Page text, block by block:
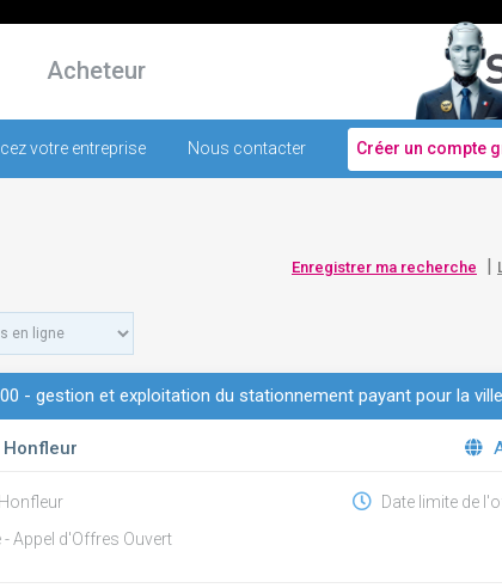
Acheteur
votre entreprise Nous contacter Créer un compte
Enregistrer ma recherche |
- gestion et exploitation du stationnement payant pour la
- Appel d'Offres Ouvert
Date limite de